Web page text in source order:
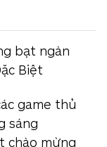
game thủ
sáng
chào mừng